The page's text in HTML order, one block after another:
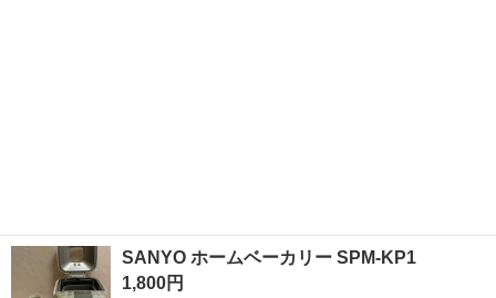
SANYO ホームベーカリー SPM-KP1
1,800円